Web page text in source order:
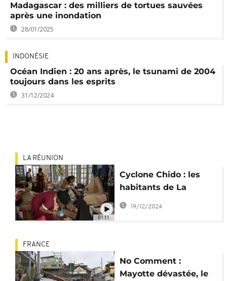
Madagascar : des milliers de tortues sauvées
après une inondation
28/01/2025
INDONÉSIE
Océan Indien : 20 ans après, le tsunami de 2004
toujours dans les esprits
31/12/2024
01:11
LA RÉUNION
Cyclone Chido : les
habitants de La
Réunion au chevet de
Mayotte
19/12/2024
FRANCE
No Comment :
Mayotte dévastée, le